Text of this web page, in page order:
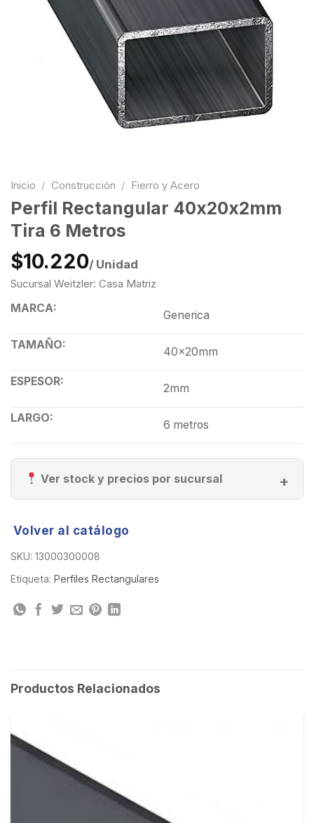
Inicio / Construcción / Fierro y Acero
Perfil Rectangular 40x20x2mm
Tira 6 Metros
$10.220/ Unidad
Sucursal Weitzler: Casa Matriz
MARCA:
Generica
TAMAÑO:
40x20mm
ESPESOR:
2mm
LARGO:
6 metros
Ver stock y precios por sucursal
Volver al catálogo
SKU: 13000300008
Etiqueta: Perfiles Rectangulares
Productos Relacionados